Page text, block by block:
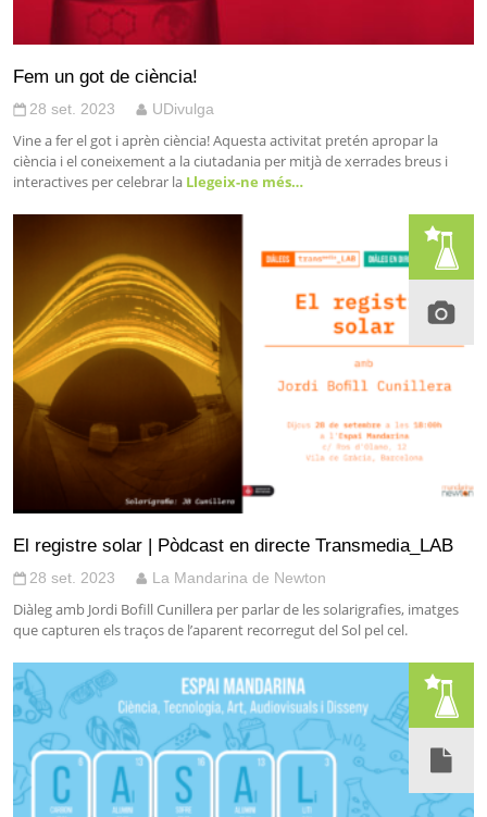
Fem un got de ciència!
28 set. 2023 UDivulga
Vine a fer el got i aprèn ciència! Aquesta activitat pretén apropar la
ciència i el coneixement a la ciutadania per mitjà de xerrades breus i
interactives per celebrar la Llegeix-ne més…
El registre solar | Pòdcast en directe Transmedia_LAB
28 set. 2023 La Mandarina de Newton
Diàleg amb Jordi Bofill Cunillera per parlar de les solarigrafies, imatges
que capturen els traços de l’aparent recorregut del Sol pel cel.